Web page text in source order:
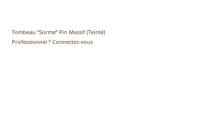
Tombeau “Sorme” Pin Massif (Teinté)
Professionnel ? Connectez-vous